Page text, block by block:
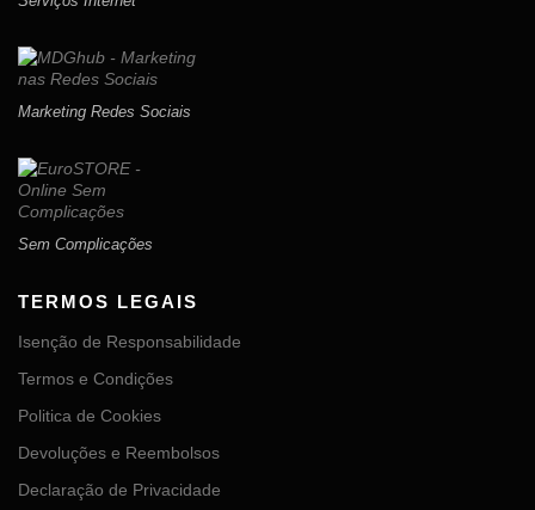
Marketing Redes Sociais
Sem Complicações
TERMOS LEGAIS
Isenção de Responsabilidade
Termos e Condições
Politica de Cookies
Devoluções e Reembolsos
Declaração de Privacidade